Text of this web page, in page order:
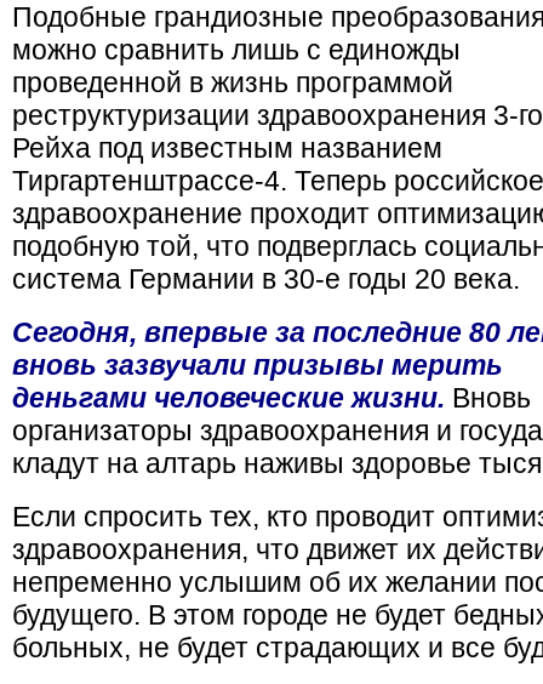
Подобные грандиозные
можно сравнить лишь с единожды
проведенной в жизнь программой
реструктуризации здравоохранения 3-го
Рейха под известным названием
Тиргартенштрассе-4. Теперь российское
здравоохранение проходит
подобную той, что подверглась
система Германии в 30-е годы 20 века.
Сегодня, впервые за последние 80
вновь зазвучали призывы мерить
деньгами человеческие жизни. Вновь
организаторы здравоохранения и
кладут на алтарь наживы здоровье
Если спросить тех, кто проводит
здравоохранения, что движет их
непременно услышим об их желании
будущего. В этом городе не будет
больных, не будет страдающих и все